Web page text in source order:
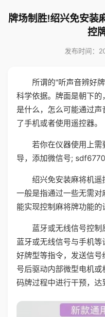
牌场制胜!绍兴免安装
控
发布时间：
所谓的"听声音辨好
科学依据。牌面是朝下
是什么，怎么可能通过
了手机或者使用遥控器。
若你在仪器使用上
导，添加微信号; sdf6770
绍兴免安装麻将机
一般是指通过一些无需
能实现控制麻将牌功能的
蓝牙或无线信号控
蓝牙或无线信号与手机
好牌型等指令，发送信
号后驱动内部微型电机或
码牌过程中进行干预，达